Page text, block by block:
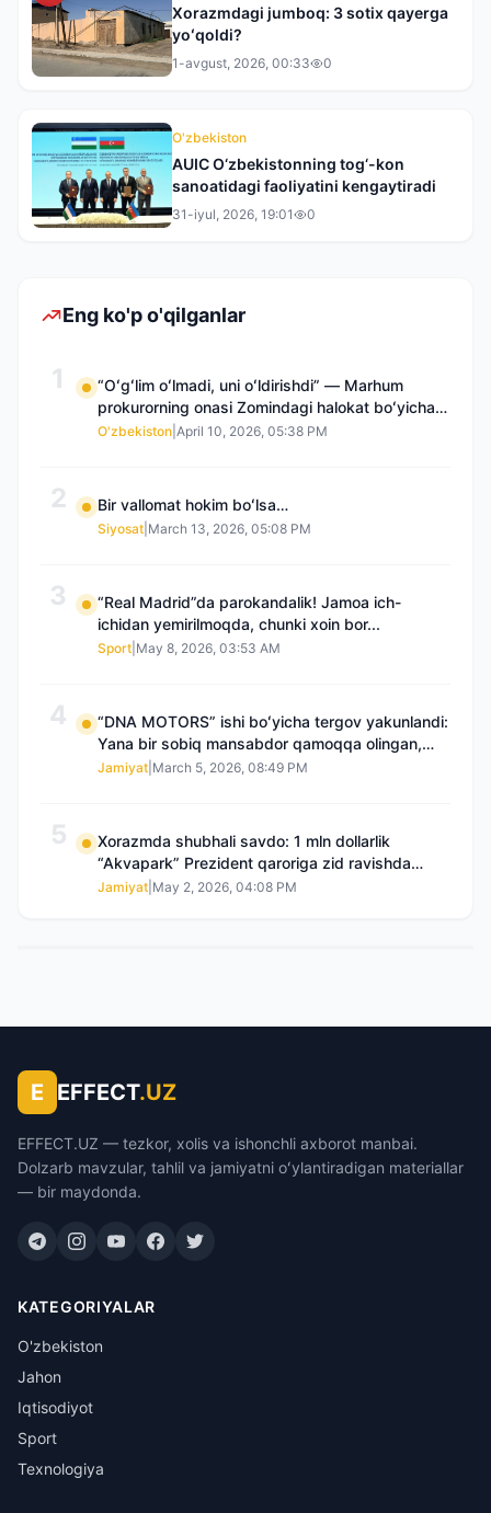
Xorazmdagi jumboq: 3 sotix qayerga
yoʻqoldi?
1-avgust, 2026, 00:33 0
O'zbekiston
AUIC O‘zbekistonning tog‘-kon
sanoatidagi faoliyatini kengaytiradi
31-iyul, 2026, 19:01 0
Eng ko'p o'qilganlar
1
“Oʻgʻlim oʻlmadi, uni oʻldirishdi” — Marhum
prokurorning onasi Zomindagi halokat boʻyicha
qayta tergov talab qilmoqda
O'zbekiston April 10, 2026, 05:38 PM
2 Bir vallomat hokim boʻlsa…
Siyosat March 13, 2026, 05:08 PM
3
“Real Madrid”da parokandalik! Jamoa ich-
ichidan yemirilmoqda, chunki xoin bor...
Sport May 8, 2026, 03:53 AM
4
“DNA MOTORS” ishi boʻyicha tergov yakunlandi:
Yana bir sobiq mansabdor qamoqqa olingan,
Saidnazirxanovaning “zami” gʻoyib boʻlgan
Jamiyat March 5, 2026, 08:49 PM
5
Xorazmda shubhali savdo: 1 mln dollarlik
“Akvapark” Prezident qaroriga zid ravishda
sotilgani maʼlum boʻldi
Jamiyat May 2, 2026, 04:08 PM
E EFFECT.UZ
EFFECT.UZ — tezkor, xolis va ishonchli axborot manbai.
Dolzarb mavzular, tahlil va jamiyatni oʻylantiradigan materiallar
— bir maydonda.
KATEGORIYALAR
O'zbekiston
Jahon
Iqtisodiyot
Sport
Texnologiya